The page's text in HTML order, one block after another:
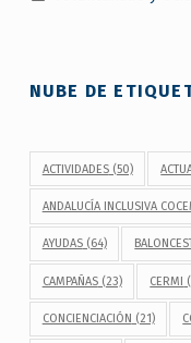
NUBE DE
ACTIVIDADES(50)
ANDALUCÍA INCLUSIVA
AYUDAS(64)
CAMPAÑAS(23) CERMI
CONCIENCIACIÓN (21)